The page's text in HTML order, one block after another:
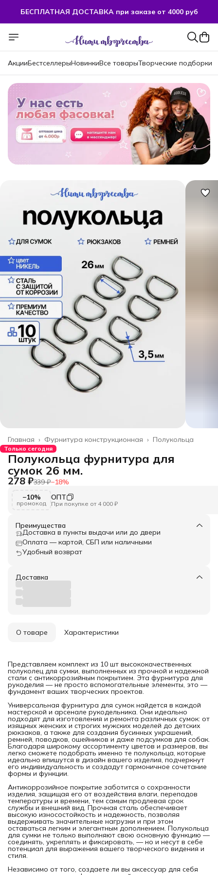
БЕСПЛАТНАЯ ДОСТАВКА при заказе от 4000 руб
БЕСПЛАТНАЯ ДОСТАВКА при заказе от 4000 руб
АкцииБестселлерыНовинкиВсе товарыТворческие подборки
Полукольца
Фурнитура конструкционная ›
Главная ›
Только сегодня
Полукольца фурнитура для
сумок 26 мм.
278 ₽339 ₽−18%
−10%
промокод
ОПТ
При покупке от 4 000 ₽
Преимущества
Доставка в пункты выдачи или до двери
Оплата — картой, СБП или наличными
Удобный возврат
Доставка
О товаре Характеристики
Представляем комплект из 10 шт высококачественных
полуколец для сумки, выполненных из прочной и надежной
стали с антикоррозийным покрытием. Эта фурнитура для
рукоделия — не просто вспомогательные элементы, это —
фундамент ваших творческих проектов.
Универсальная фурнитура для сумок найдется в каждой
мастерской и арсенале рукодельника. Они идеально
подходят для изготовления и ремонта различных сумок: от
изящных женских и строгих мужских моделей до детских
рюкзаков, а также для создания бусинных украшений,
ремней, поводков, ошейников и даже подсумков для собак.
Благодаря широкому ассортименту цветов и размеров, вы
легко сможете подобрать именно те полукольца, которые
идеально впишутся в дизайн вашего изделия, подчеркнут
его индивидуальность и создадут гармоничное сочетание
формы и функции.
Антикоррозийное покрытие заботится о сохранности
изделия, защищая его от воздействия влаги, перепадов
температуры и времени, тем самым продлевая срок
службы и внешний вид. Прочная сталь обеспечивает
высокую износостойкость и надежность, позволяя
выдерживать значительные нагрузки и при этом
оставаться легким и элегантным дополнением. Полукольца
для сумки не только выполняют свою основную функцию —
соединять, укреплять и фиксировать, — но и несут в себе
потенциал для выражения вашего творческого видения и
стиля.
Независимо от того, создаете ли вы аксессуар для себя